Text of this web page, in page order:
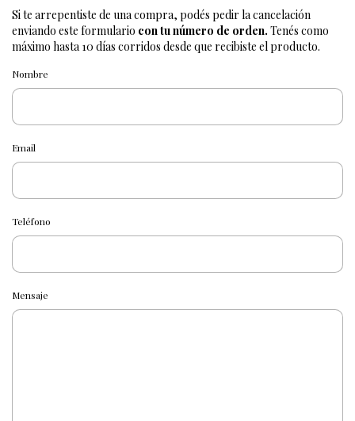
Si te arrepentiste de una compra, podés pedir la cancelación
enviando este formulario con tu número de orden. Tenés como
máximo hasta 10 días corridos desde que recibiste el producto.
Nombre
Email
Teléfono
Mensaje